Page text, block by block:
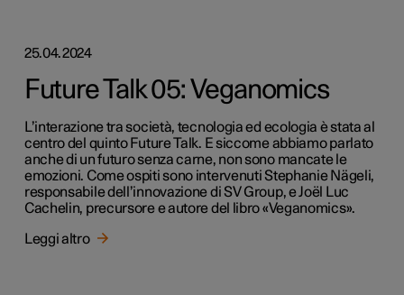
25.04.2024
Future Talk 05: Veganomics
L’interazione tra società, tecnologia ed ecologia è stata al
centro del quinto Future Talk. E siccome abbiamo parlato
anche di un futuro senza carne, non sono mancate le
emozioni. Come ospiti sono intervenuti Stephanie Nägeli,
responsabile dell’innovazione di SV Group, e Joël Luc
Cachelin, precursore e autore del libro «Veganomics».
Leggi altro